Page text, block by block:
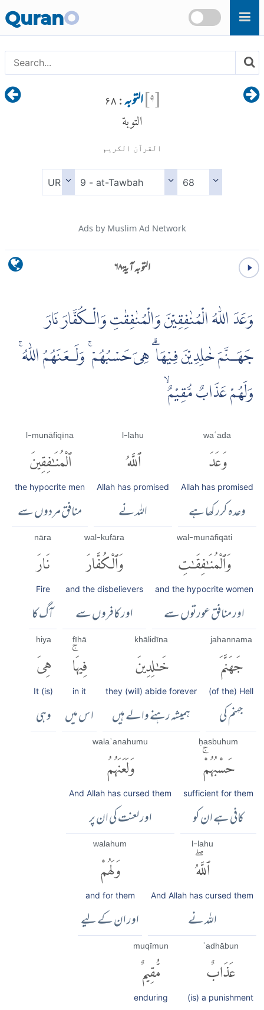
Skip to main content
QuranO
[۹]التوبہ : ۶۸
التوبة
القرآن الكريم
Ads by Muslim Ad Network
التوبہ آية ۶۸
وَعَدَ اللّٰهُ الْمُنٰفِقِيْنَ وَالْمُنٰفِقٰتِ وَالْـكُفَّارَ نَارَ
جَهَـنَّمَ خٰلِدِيْنَ فِيْهَا ۗ هِىَ حَسْبُهُمْ ۚ وَلَـعَنَهُمُ اللّٰهُ ۚ
وَلَهُمْ عَذَابٌ مُّقِيْمٌ ۙ
waʿada
وَعَدَ
Allah has promised
وعدہ کررکھا ہے
l-lahu
ٱللَّهُ
Allah has promised
اللہ نے
l-munāfiqīna
ٱلْمُنَٰفِقِينَ
the hypocrite men
منافق مردوں سے
wal-munāfiqāti
وَٱلْمُنَٰفِقَٰتِ
and the hypocrite women
اور منافق عورتوں سے
wal-kufāra
وَٱلْكُفَّارَ
and the disbelievers
اور کافروں سے
nāra
نَارَ
Fire
آگ کا
jahannama
جَهَنَّمَ
(of the) Hell
جہنم کی
khālidīna
خَٰلِدِينَ
they (will) abide forever
ہمیشہ رہنے والے ہیں
fīhā
فِيهَاۚ
in it
اس میں
hiya
هِىَ
It (is)
وہی
ḥasbuhum
حَسْبُهُمْۚ
sufficient for them
کافی ہے ان کو
walaʿanahumu
وَلَعَنَهُمُ
And Allah has cursed them
اور لعنت کی ان پر
l-lahu
ٱللَّهُۖ
And Allah has cursed them
اللہ نے
walahum
وَلَهُمْ
and for them
اور ان کے لیے
ʿadhābun
عَذَابٌ
(is) a punishment
muqīmun
مُّقِيمٌ
enduring